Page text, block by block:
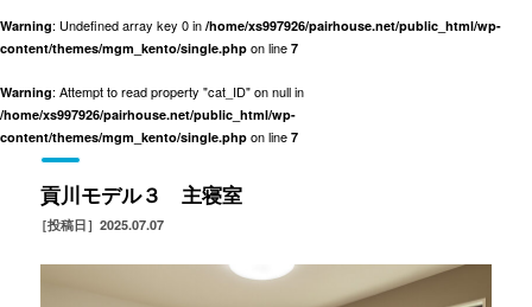
Warning: Undefined array key 0 in /home/xs997926/pairhouse.net/public_html/wp-
content/themes/mgm_kento/single.php on line 7
Warning: Attempt to read property "cat_ID" on null in
/home/xs997926/pairhouse.net/public_html/wp-
content/themes/mgm_kento/single.php on line 7
貢川モデル３ 主寝室
［投稿日］2025.07.07